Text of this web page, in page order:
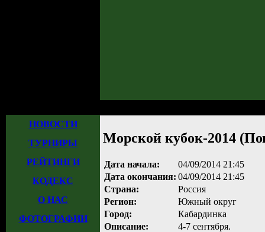
НОВОСТИ
ТУРНИРЫ
РЕЙТИНГИ
КОДЕКС
О НАС
ФОТОГРАФИИ
Морской кубок-2014
Дата начала:
04/09/2014 21:45
Дата окончания: 04/09/2014 21:45
Страна:
Россия
Регион:
Южный округ
Город:
Кабардинка
Описание:
4-7 сентября.